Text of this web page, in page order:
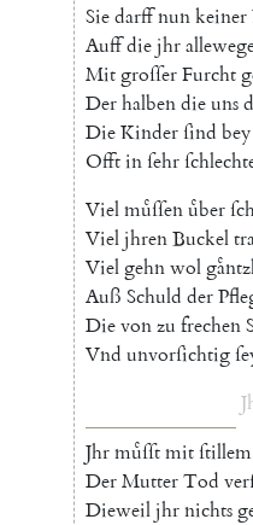
Siedarffnunkeiner
Auffdiejhr
MitgroſſerFurcht
Derhalbendieuns
DieKinderſind bey
Offtinſehr
Vielmuͤſſenuͤber
VieljhrenBuckel
Vielgehnwol
Auß Schuld der
Dievonzu frechen
Vnd unvorſichtig
Jhrmuͤſſtmitſtillem
DerMutterTod
Dieweiljhrnichts